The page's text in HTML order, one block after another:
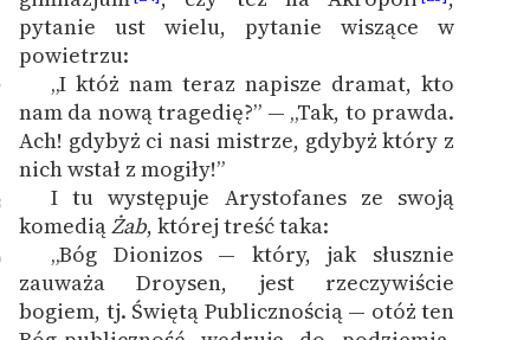
pytanie ust wielu, pytanie wiszące w
powietrzu:
„I któż nam teraz napisze dramat, kto
nam da nową tragedię?” — „Tak, to prawda.
Ach! gdybyż ci nasi mistrze, gdybyż który z
nich wstał z mogiły!”
I tu występuje Arystofanes ze swoją
komediąŻab, której treść taka:
„Bóg Dionizos — który, jak słusznie
zauważa Droysen, jest rzeczywiście
bogiem, tj. Świętą Publicznością — otóż ten